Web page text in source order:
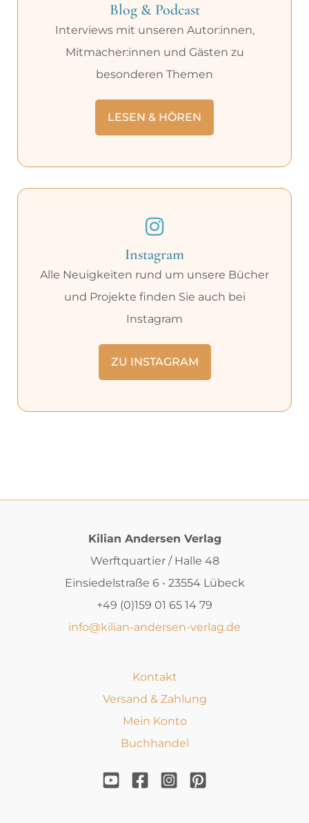
Blog & Podcast
Interviews mit unseren Autor:innen,
Mitmacher:innen und Gästen zu
besonderen Themen
LESEN & HÖREN
Instagram
Alle Neuigkeiten rund um unsere Bücher
und Projekte finden Sie auch bei
Instagram
ZU INSTAGRAM
Kilian Andersen Verlag
Werftquartier / Halle 48
Einsiedelstraße 6 • 23554 Lübeck
+49 (0)159 01 65 14 79
info@kilian-andersen-verlag.de
Kontakt
Versand & Zahlung
Mein Konto
Buchhandel